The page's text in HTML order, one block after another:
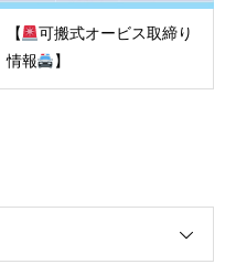
【
可搬式オービス取締り
情報
】